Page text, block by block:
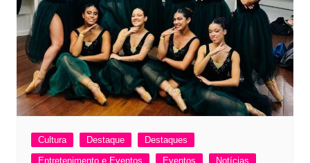
Cultura Destaque
Destaques
Entretenimento e Eventos
Eventos
Notícias